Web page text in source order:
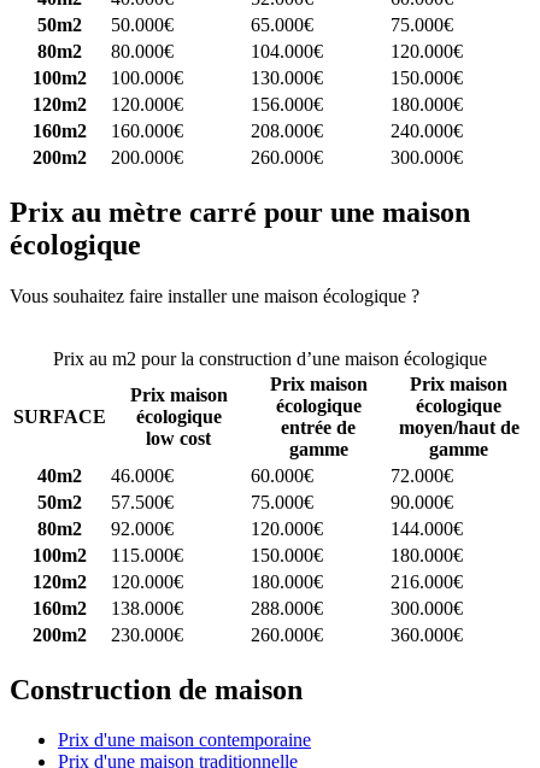
50m2
50.000€ 65.000€
75.000€
80m2
80.000€ 104.000€
120.000€
100m2
100.000€ 130.000€
150.000€
120m2
120.000€ 156.000€
180.000€
160m2
160.000€ 208.000€
240.000€
200m2
200.000€ 260.000€ 300.000€
Prix au mètre carré pour une maison
écologique
Vous souhaitez faire installer une maison écologique ?
Prix au m2 pour la construction d’une maison écologique
SURFACE
Prix maison
écologique
low cost
Prix maison
écologique
entrée de
gamme
Prix maison
écologique
moyen/haut de
gamme
40m2
46.000€ 60.000€
72.000€
50m2
57.500€ 75.000€
90.000€
80m2
92.000€ 120.000€
144.000€
100m2
115.000€ 150.000€
180.000€
120m2
120.000€ 180.000€
216.000€
160m2
138.000€ 288.000€
300.000€
200m2
230.000€ 260.000€ 360.000€
Construction de maison
Prix d'une maison contemporaine
Prix d'une maison traditionnelle